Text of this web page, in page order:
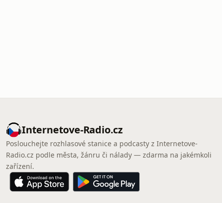
Internetove-Radio.cz
Poslouchejte rozhlasové stanice a podcasty z Internetove-
Radio.cz podle města, žánru či nálady — zdarma na jakémkoli
zařízení.